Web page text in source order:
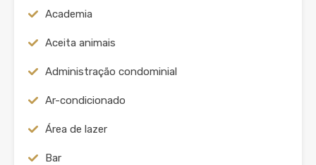
Academia
Aceita animais
Administração condominial
Ar-condicionado
Área de lazer
Bar